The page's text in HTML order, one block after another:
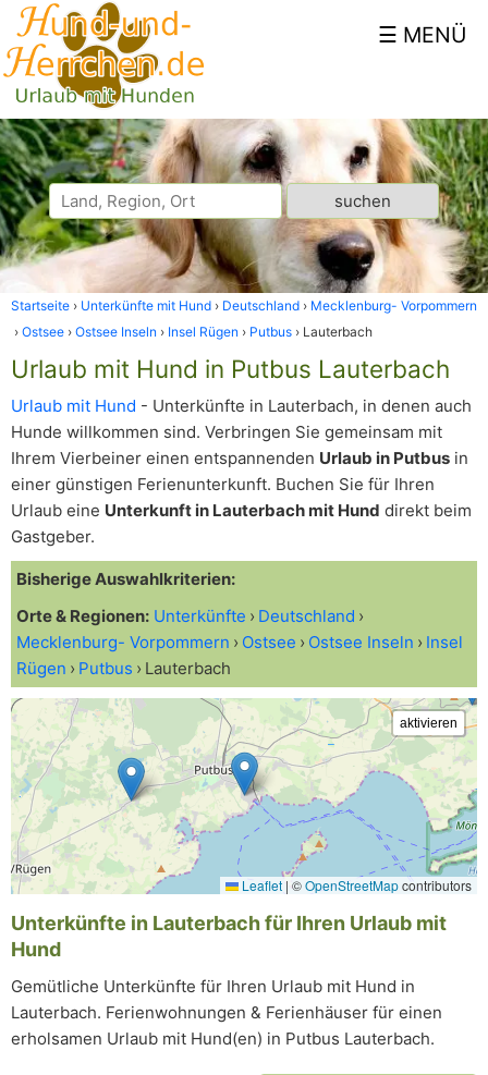
Startseite Unterkünfte mit Hund Deutschland
Mecklenburg- Vorpommern
Ostsee
Ostsee Inseln Insel Rügen Putbus Lauterbach
Urlaub mit Hund in Putbus Lauterbach
Urlaub mit Hund - Unterkünfte in Lauterbach, in denen auch
Hunde willkommen sind. Verbringen Sie gemeinsam mit
Ihrem Vierbeiner einen entspannenden Urlaub in Putbus in
einer günstigen Ferienunterkunft. Buchen Sie für Ihren
Urlaub eine Unterkunft in Lauterbach mit Hund direkt beim
Gastgeber.
Bisherige Auswahlkriterien:
Orte & Regionen: Unterkünfte
Deutschland
Mecklenburg- Vorpommern
Ostsee Ostsee Inseln
Insel
Rügen
Putbus Lauterbach
Leaflet | ©OpenStreetMapcontributors
Unterkünfte in Lauterbach für Ihren Urlaub mit
Hund
Gemütliche Unterkünfte für Ihren Urlaub mit Hund in
Lauterbach. Ferienwohnungen & Ferienhäuser für einen
erholsamen Urlaub mit Hund(en) in Putbus Lauterbach.